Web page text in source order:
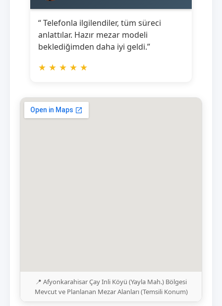
“ Telefonla ilgilendiler, tüm süreci
anlattılar. Hazır mezar modeli
beklediğimden daha iyi geldi.”
★ ★ ★ ★ ★
📍 Afyonkarahisar Çay Inli Köyü (Yayla Mah.) Bölgesi
Mevcut ve Planlanan Mezar Alanları (Temsili Konum)